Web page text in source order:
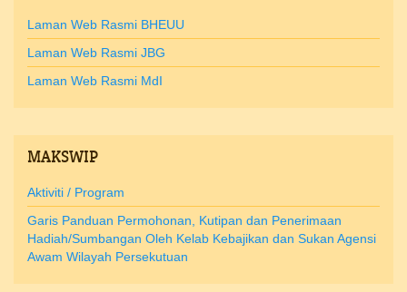
Laman Web Rasmi BHEUU
Laman Web Rasmi JBG
Laman Web Rasmi MdI
MAKSWIP
Aktiviti / Program
Garis Panduan Permohonan, Kutipan dan Penerimaan
Hadiah/Sumbangan Oleh Kelab Kebajikan dan Sukan Agensi
Awam Wilayah Persekutuan